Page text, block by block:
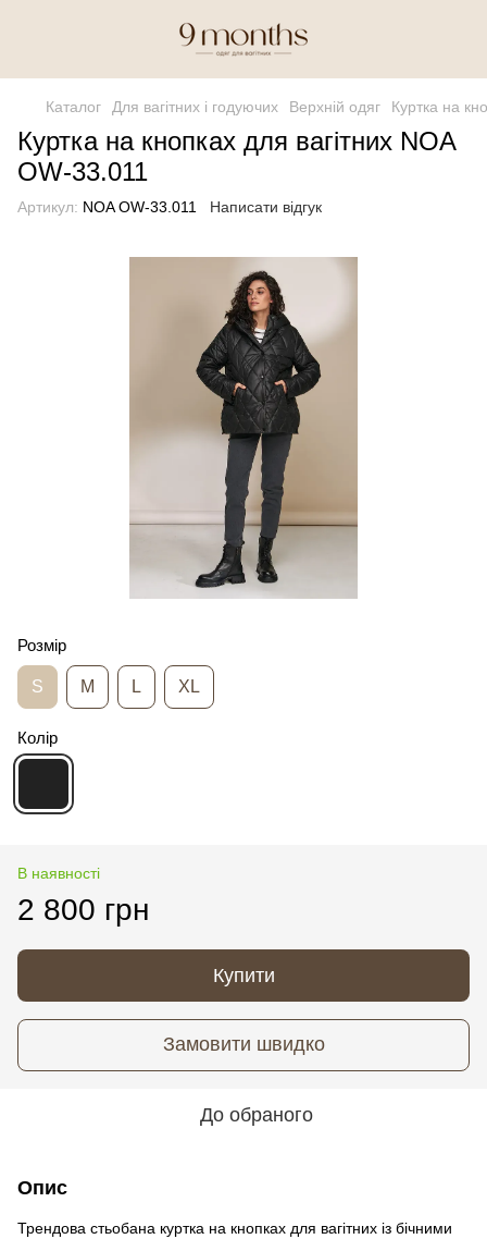
Каталог Для вагітних і годуючих Верхній одяг Куртка на
Куртка на кнопках для вагітних NOA
OW-33.011
Артикул: NOA OW-33.011 Написати відгук
Розмір
S M L XL
Колір
В наявності
2 800 грн
Купити
Замовити швидко
До обраного
Опис
Трендова стьобана куртка на кнопках для вагітних із бічними